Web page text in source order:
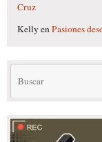
Cruz
KellyenPasiones